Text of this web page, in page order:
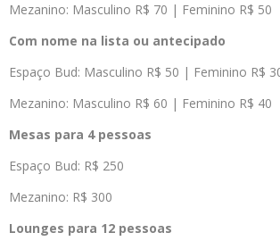
Mezanino: Masculino R$ 70 | Feminino R$ 50
Com nome na lista ou antecipado
Espaço Bud: Masculino R$ 50 | Feminino R$
Mezanino: Masculino R$ 60 | Feminino R$ 40
Mesas para 4 pessoas
Espaço Bud: R$ 250
Mezanino: R$ 300
Lounges para 12 pessoas